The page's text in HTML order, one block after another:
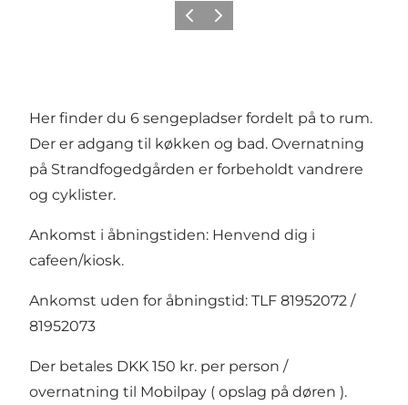
ForrigeNeste
Her finder du 6 sengepladser fordelt på to rum.
Der er adgang til køkken og bad. Overnatning
på Strandfogedgården er forbeholdt vandrere
og cyklister.
Ankomst i åbningstiden: Henvend dig i
cafeen/kiosk.
Ankomst uden for åbningstid: TLF 81952072 /
81952073
Der betales DKK 150 kr. per person /
overnatning til Mobilpay ( opslag på døren ).